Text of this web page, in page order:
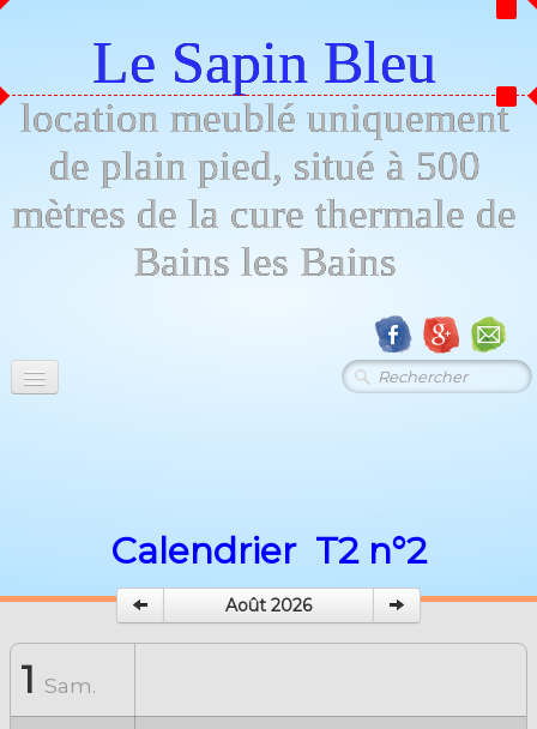
Le Sapin Bleu
location meublé uniquement
de plain pied, situé à 500
mètres de la cure thermale de
Bains les Bains
Contacter ARENA SAS
Calendrier T2 n°2
Août 2026
1 Sam.